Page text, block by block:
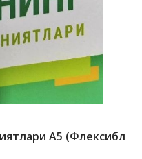
А5 (флексибл